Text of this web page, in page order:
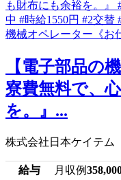
【電子部品の
寮費無料で、
を。』...
株式会社日本ケイテム
給与 月収例